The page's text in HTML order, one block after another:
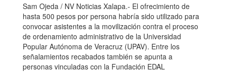
Sam Ojeda / NV Noticias Xalapa.- El ofrecimiento de
hasta 500 pesos por persona habría sido utilizado para
convocar asistentes a la movilización contra el proceso
de ordenamiento administrativo de la Universidad
Popular Autónoma de Veracruz (UPAV). Entre los
señalamientos recabados también se apunta a
personas vinculadas con la Fundación EDAL